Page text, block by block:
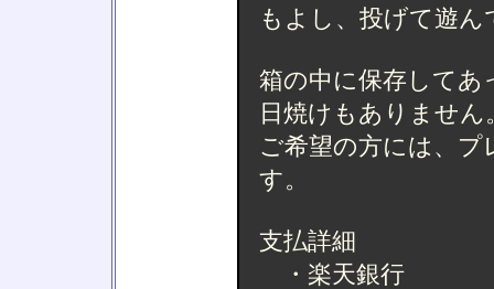
もよし、投げて遊ん
箱の中に保存してあ
日焼けもありません
ご希望の方には、
す。
支払詳細
・楽天銀行